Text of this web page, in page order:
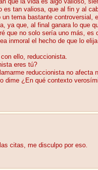
que la vida es algo valioso,
es tan valiosa, que al fin y al
tema bastante
ya que, al final ganara lo que
que no solo sería uno más,
inmoral el hecho de que lo
ello, reduccionista.
eres tú?
reduccionista no
dime ¿En qué contexto
citas, me disculpo por eso.